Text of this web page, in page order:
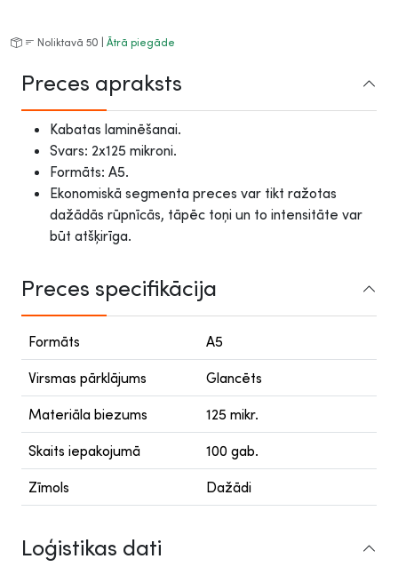
Noliktavā 50 | Ātrā piegāde
Preces apraksts
Kabatas laminēšanai.
Svars: 2x125 mikroni.
Formāts: A5.
Ekonomiskā segmenta preces var tikt ražotas
dažādās rūpnīcās, tāpēc toņi un to intensitāte var
būt atšķirīga.
Preces specifikācija
Formāts A5
Virsmas pārklājums Glancēts
Materiāla biezums 125 mikr.
Skaits iepakojumā 100 gab.
Zīmols Dažādi
Loģistikas dati